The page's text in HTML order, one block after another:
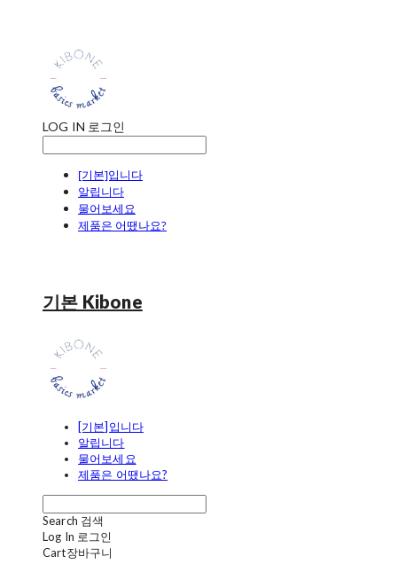
LOG IN 로그인
[기본]입니다
알립니다
물어보세요
제품은 어땠나요?
기본 Kibone
[기본]입니다
알립니다
물어보세요
제품은 어땠나요?
Search 검색
Log In 로그인
Cart장바구니